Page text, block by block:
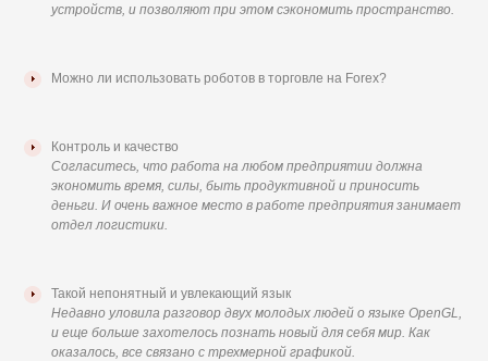
устройств, и позволяют при этом сэкономить пространство.
Можно ли использовать роботов в торговле на Forex?
Контроль и качество
Согласитесь, что работа на любом предприятии должна
экономить время, силы, быть продуктивной и приносить
деньги. И очень важное место в работе предприятия занимает
отдел логистики.
Такой непонятный и увлекающий язык
Недавно уловила разговор двух молодых людей о языке OpenGL,
и еще больше захотелось познать новый для себя мир. Как
оказалось, все связано с трехмерной графикой.